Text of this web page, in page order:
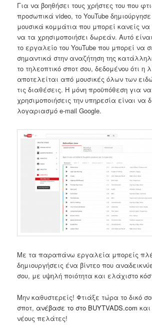
Για να βοηθήσει τους χρήστες του που
προσωπικά video, το YouTube
μουσικά κομμάτια που μπορεί κανείς να
να τα χρησιμοποιήσει δωρεάν. Αυτό
το εργαλείο του YouTube που μπορεί να
σημαντικά στην αναζήτηση της
το τηλεοπτικό σποτ σου, δεδομένου ότι η
αποτελείται από μουσικές όλων των
τις διαθέσεις. Η μόνη προϋπόθεση για να
χρησιμοποιήσεις την υπηρεσία είναι να
λογαριασμό e-mail Google.
Με τα παραπάνω εργαλεία μπορείς
δημιουργήσεις ένα βίντεο που
σου, με υψηλή ποιότητα και ελάχιστο
Μην καθυστερείς! Φτιάξε τώρα το δικό
σποτ, ανέβασε το στο BUYTVADS.com
νέους πελάτες!